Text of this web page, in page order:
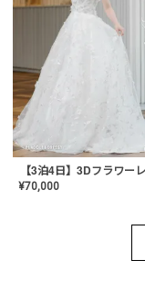
¥70,000